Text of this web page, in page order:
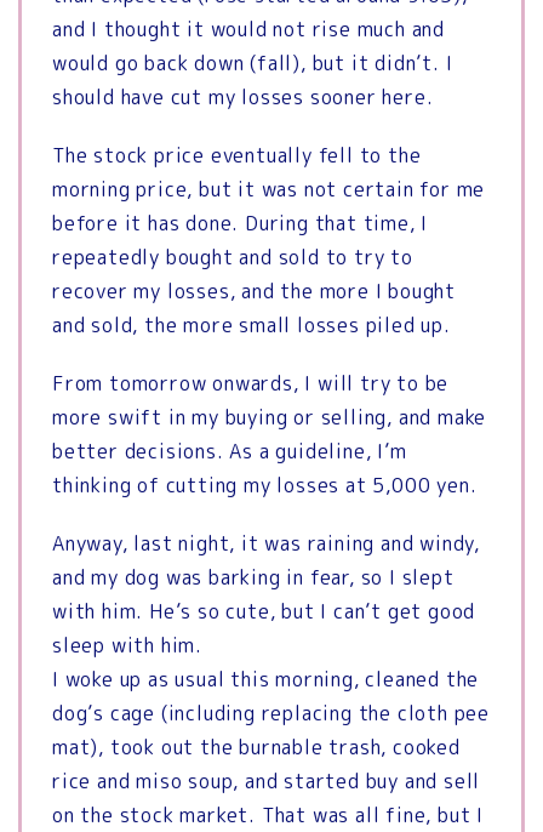
and I thought it would not rise much and
would go back down (fall), but it didn’t. I
should have cut my losses sooner here.
The stock price eventually fell to the
morning price, but it was not certain for me
before it has done. During that time, I
repeatedly bought and sold to try to
recover my losses, and the more I bought
and sold, the more small losses piled up.
From tomorrow onwards, I will try to be
more swift in my buying or selling, and make
better decisions. As a guideline, I’m
thinking of cutting my losses at 5,000 yen.
Anyway, last night, it was raining and windy,
and my dog ​​was barking in fear, so I slept
with him. He’s so cute, but I can’t get good
sleep with him.
I woke up as usual this morning, cleaned the
dog’s cage (including replacing the cloth pee
mat), took out the burnable trash, cooked
rice and miso soup, and started buy and sell
on the stock market. That was all fine, but I